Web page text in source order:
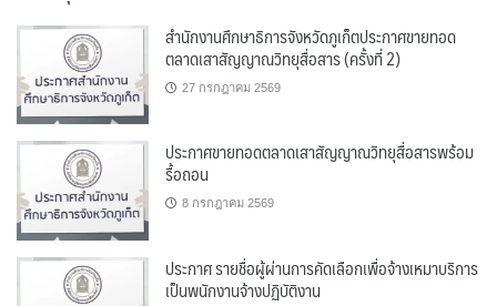
สำนักงานศึกษาธิการจังหวัดภูเก็ตประกาศขายทอด
ตลาดเสาสัญญาณวิทยุสื่อสาร (ครั้งที่ 2)
27 กรกฎาคม 2569
ประกาศขายทอดตลาดเสาสัญญาณวิทยุสื่อสารพร้อม
รื้อถอน
8 กรกฎาคม 2569
ประกาศ รายชื่อผู้ผ่านการคัดเลือกเพื่อจ้างเหมาบริการ
เป็นพนักงานจ้างปฏิบัติงาน